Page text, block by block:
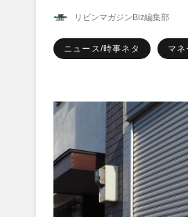
リビンマガジンBiz編集部
ニュース/時事ネタ マネ